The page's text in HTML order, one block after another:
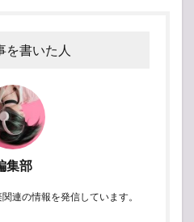
を書いた人
集部
連の情報を発信しています。